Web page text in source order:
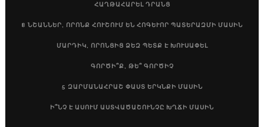
ՀԱՂԹԱՀԱՐԵԼ ԴՐԱՆՑ
8 ՆՇԱՆՆԵՐ, ՈՐՈՆՔ ՀՈՒՇՈՒՄ ԵՆ ՀՈԳԵՒՈՐ ՊԱՏԵՐԱԶՄԻ ՄԱՍԻՆ
ՄԱՐԴԻԿ, ՈՐՈՆՑԻՑ ՁԵԶ ՊԵՏՔ Է ԽՈՒՍԱՓԵԼ
ԳՈՐԾԻ՞Ք, ԹԵ՞ ԳՈՐԾԻՉ
5 ԶԱՐՄԱՆԱՀՐԱՇ ՓԱՍՏ ԵՐԿՆՔԻ ՄԱՍԻՆ
Ի՞ՆՉ Է ԱՍՈՒՄ ԱՍՏՎԱԾԱՇՈՒՆՉԸ ԽՂՃԻ ՄԱՍԻՆ